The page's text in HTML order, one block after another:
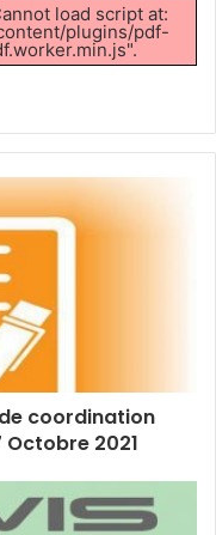
load script at:
plugins/pdf-
coordination
Octobre 2021